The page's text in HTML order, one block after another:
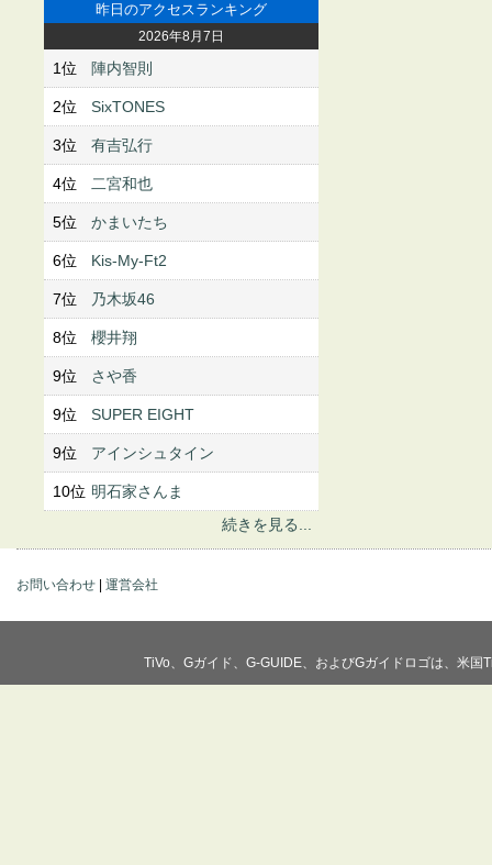
昨日のアクセスランキング
2026年8月7日
1位 陣内智則
2位 SixTONES
3位 有吉弘行
4位 二宮和也
5位 かまいたち
6位 Kis-My-Ft2
7位 乃木坂46
8位 櫻井翔
9位 さや香
9位 SUPER EIGHT
9位 アインシュタイン
10位 明石家さんま
続きを見る...
お問い合わせ 運営会社
TiVo、Gガイド、G-GUIDE、およびGガイドロゴは、米